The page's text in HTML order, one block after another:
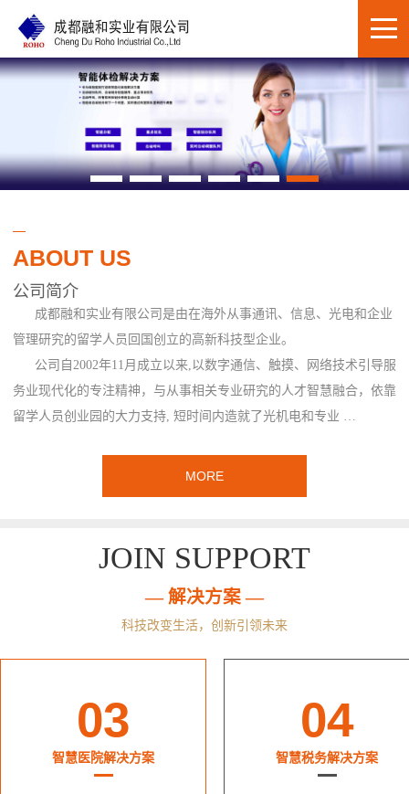
ABOUT US
公司简介
成都融和实业有限公司是由在海外从事通讯、信息、光电和企业
管理研究的留学人员回国创立的高新科技型企业。
公司自2002年11月成立以来,以数字通信、触摸、网络技术引导服
务业现代化的专注精神，与从事相关专业研究的人才智慧融合，依靠
留学人员创业园的大力支持, 短时间内造就了光机电和专业 …
MORE
JOIN SUPPORT
— 解决方案 —
科技改变生活，创新引领未来
03
智慧医院解决方案
04
智慧税务解决方案